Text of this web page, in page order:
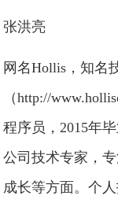
张洪亮
网名Hollis，知名
（http://
程序员，2015年
公司技术专家，
成长等方面。个